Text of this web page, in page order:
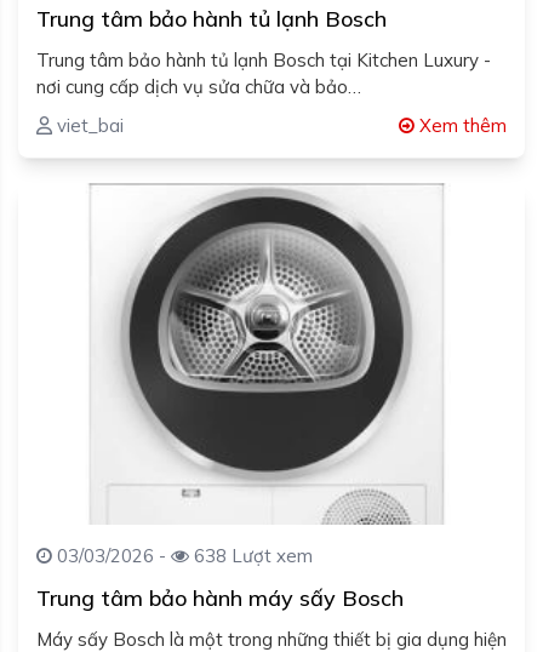
Trung tâm bảo hành tủ lạnh Bosch
Trung tâm bảo hành tủ lạnh Bosch tại Kitchen Luxury -
nơi cung cấp dịch vụ sửa chữa và bảo…
viet_bai
Xem thêm
03/03/2026 - 638 Lượt xem
Trung tâm bảo hành máy sấy Bosch
Máy sấy Bosch là một trong những thiết bị gia dụng hiện